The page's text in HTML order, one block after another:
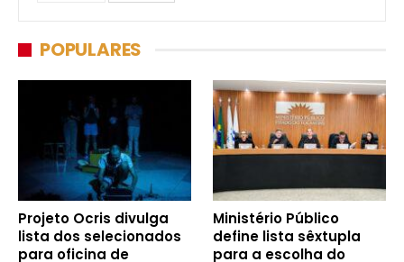
POPULARES
Projeto Ocris divulga
lista dos selecionados
para oficina de
Ministério Público
define lista sêxtupla
para a escolha do